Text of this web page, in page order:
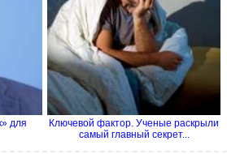
для
Ключевой фактор. Ученые раскрыли
самый главный секрет...